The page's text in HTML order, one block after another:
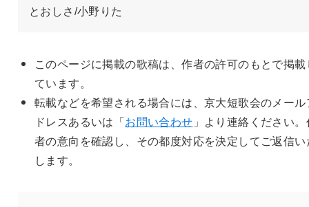
とおしさ/小野りた
このページに掲載の歌稿は、作者の許可のもとで掲載
ています。
転載などを希望される場合には、京大短歌会のメール
ドレスあるいは「お問い合わせ 」より連絡ください
者の意向を確認し、その都度対応を決定してご返信い
します。